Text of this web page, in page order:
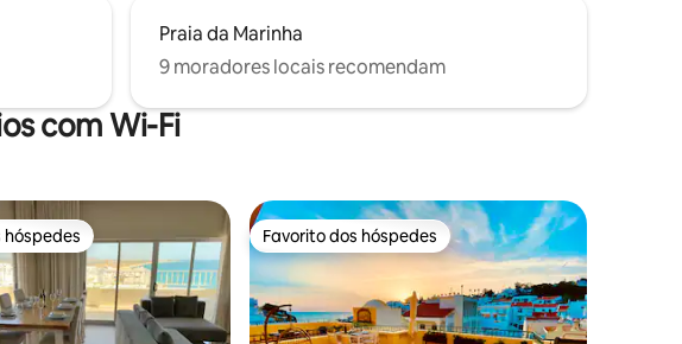
Praia da Marinha
9 moradores locais recomendam
com Wi-Fi
hóspedes
hóspedes Favorito dos hóspedes
Favorito dos hóspedes